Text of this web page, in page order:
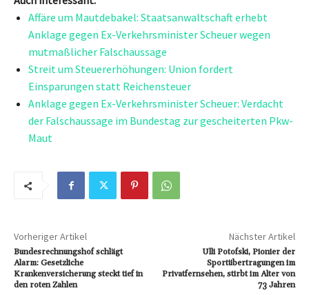
Affäre um Mautdebakel: Staatsanwaltschaft erhebt
Anklage gegen Ex-Verkehrsminister Scheuer wegen
mutmaßlicher Falschaussage
Streit um Steuererhöhungen: Union fordert
Einsparungen statt Reichensteuer
Anklage gegen Ex-Verkehrsminister Scheuer: Verdacht
der Falschaussage im Bundestag zur gescheiterten Pkw-
Maut
Vorheriger Artikel
Bundesrechnungshof schlägt
Alarm: Gesetzliche
Krankenversicherung steckt tief in
den roten Zahlen
Nächster Artikel
Ulli Potofski, Pionier der
Sportübertragungen im
Privatfernsehen, stirbt im Alter von
73 Jahren